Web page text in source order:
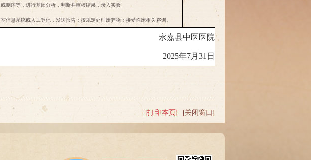
或测序等，进行基因分析，判断并审核结果，录入实验
室信息系统或人工登记，发送报告；按规定处理废弃物；接受临床相关咨询。
永嘉县中医医院
2025年7月31日
[关闭窗口]
[打印本页]